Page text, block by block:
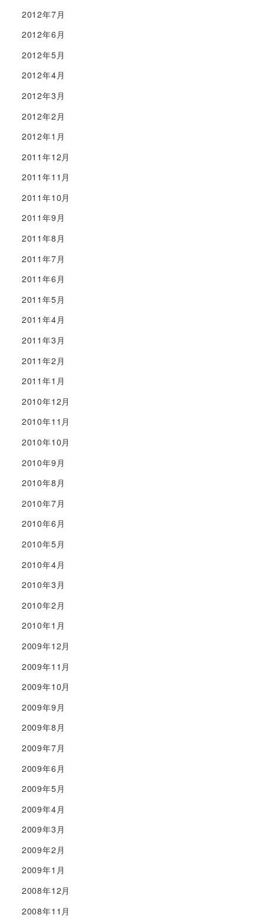
2012年7月
2012年6月
2012年5月
2012年4月
2012年3月
2012年2月
2012年1月
2011年12月
2011年11月
2011年10月
2011年9月
2011年8月
2011年7月
2011年6月
2011年5月
2011年4月
2011年3月
2011年2月
2011年1月
2010年12月
2010年11月
2010年10月
2010年9月
2010年8月
2010年7月
2010年6月
2010年5月
2010年4月
2010年3月
2010年2月
2010年1月
2009年12月
2009年11月
2009年10月
2009年9月
2009年8月
2009年7月
2009年6月
2009年5月
2009年4月
2009年3月
2009年2月
2009年1月
2008年12月
2008年11月